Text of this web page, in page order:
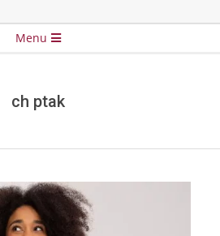
Menu
ch ptak